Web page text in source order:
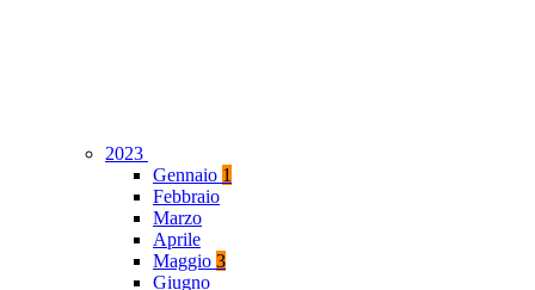
2023
Gennaio 1
Febbraio
Marzo
Aprile
Maggio 3
Giugno